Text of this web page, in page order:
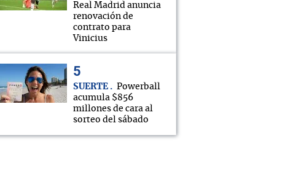
Real Madrid anuncia
renovación de
contrato para
Vinicius
SUERTE
Powerball
acumula $856
millones de cara al
sorteo del sábado